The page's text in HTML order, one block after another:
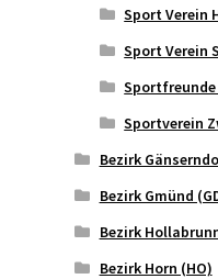
Sport Verein
Sport Verein
Sportfreunde
Sportverein
Bezirk
Bezirk Gmünd
Bezirk
Bezirk Horn (HO)